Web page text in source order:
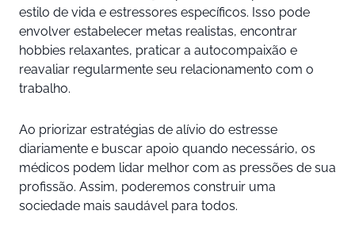
estilo de vida e estressores específicos. Isso pode
envolver estabelecer metas realistas, encontrar
hobbies relaxantes, praticar a autocompaixão e
reavaliar regularmente seu relacionamento com o
trabalho.
Ao priorizar estratégias de alívio do estresse
diariamente e buscar apoio quando necessário, os
médicos podem lidar melhor com as pressões de sua
profissão. Assim, poderemos construir uma
sociedade mais saudável para todos.